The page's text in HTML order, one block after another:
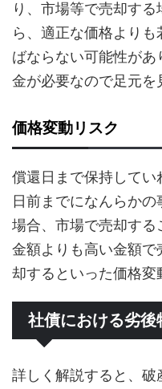
り、市場等で売却す
ら、適正な価格より
ばならない可能性が
金が必要なので足元を
価格変動リスク
償還日まで保持してい
日前までになんらか
場合、市場で売却す
金額よりも高い金額
却するといった価格変
社債における劣後
詳しく解説すると、破